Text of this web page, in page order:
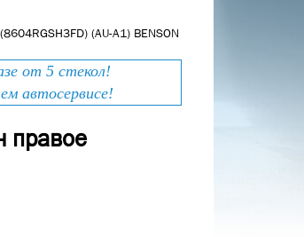
(AU-A1) BENSON
от 5 стекол!
автосервисе!
правое